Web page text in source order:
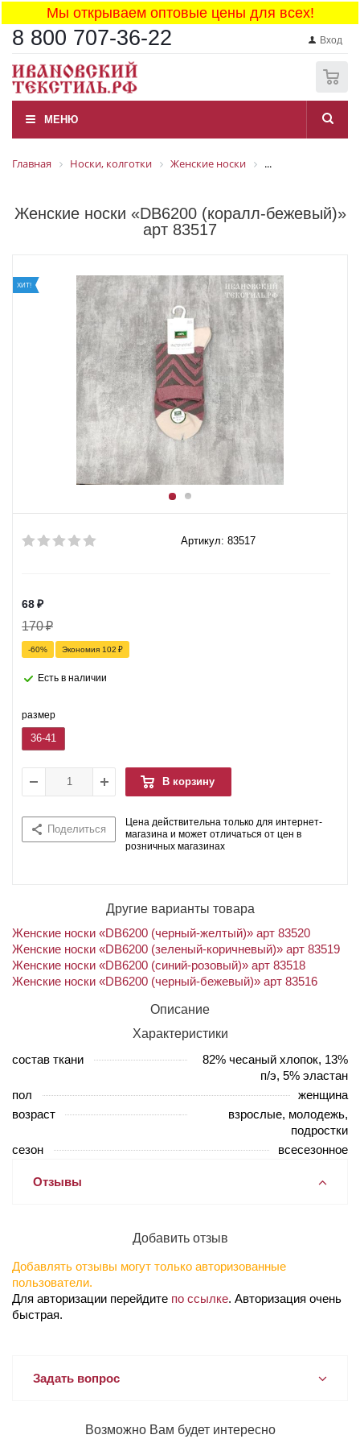
Мы открываем оптовые цены для всех!
8 800 707-36-22 Вход
МЕНЮ
Главная Носки, колготки Женские носки ...
Женские носки «DB6200 (коралл-бежевый)»
арт 83517
ХИТ!
Артикул: 83517
68₽
170₽
-60% Экономия 102 ₽
Есть в наличии
размер
36-41
В корзину
Поделиться
Цена действительна только для интернет-
магазина и может отличаться от цен в
розничных магазинах
Другие варианты товара
Женские носки «DB6200 (черный-желтый)» арт 83520
Женские носки «DB6200 (зеленый-коричневый)» арт 83519
Женские носки «DB6200 (синий-розовый)» арт 83518
Женские носки «DB6200 (черный-бежевый)» арт 83516
Описание
Характеристики
состав ткани
82% чесаный хлопок, 13%
п/э, 5% эластан
пол
женщина
возраст
взрослые, молодежь,
подростки
сезон
всесезонное
Отзывы
Добавить отзыв
Добавлять отзывы могут только авторизованные
пользователи.
Для авторизации перейдите по ссылке. Авторизация очень
быстрая.
Задать вопрос
Возможно Вам будет интересно